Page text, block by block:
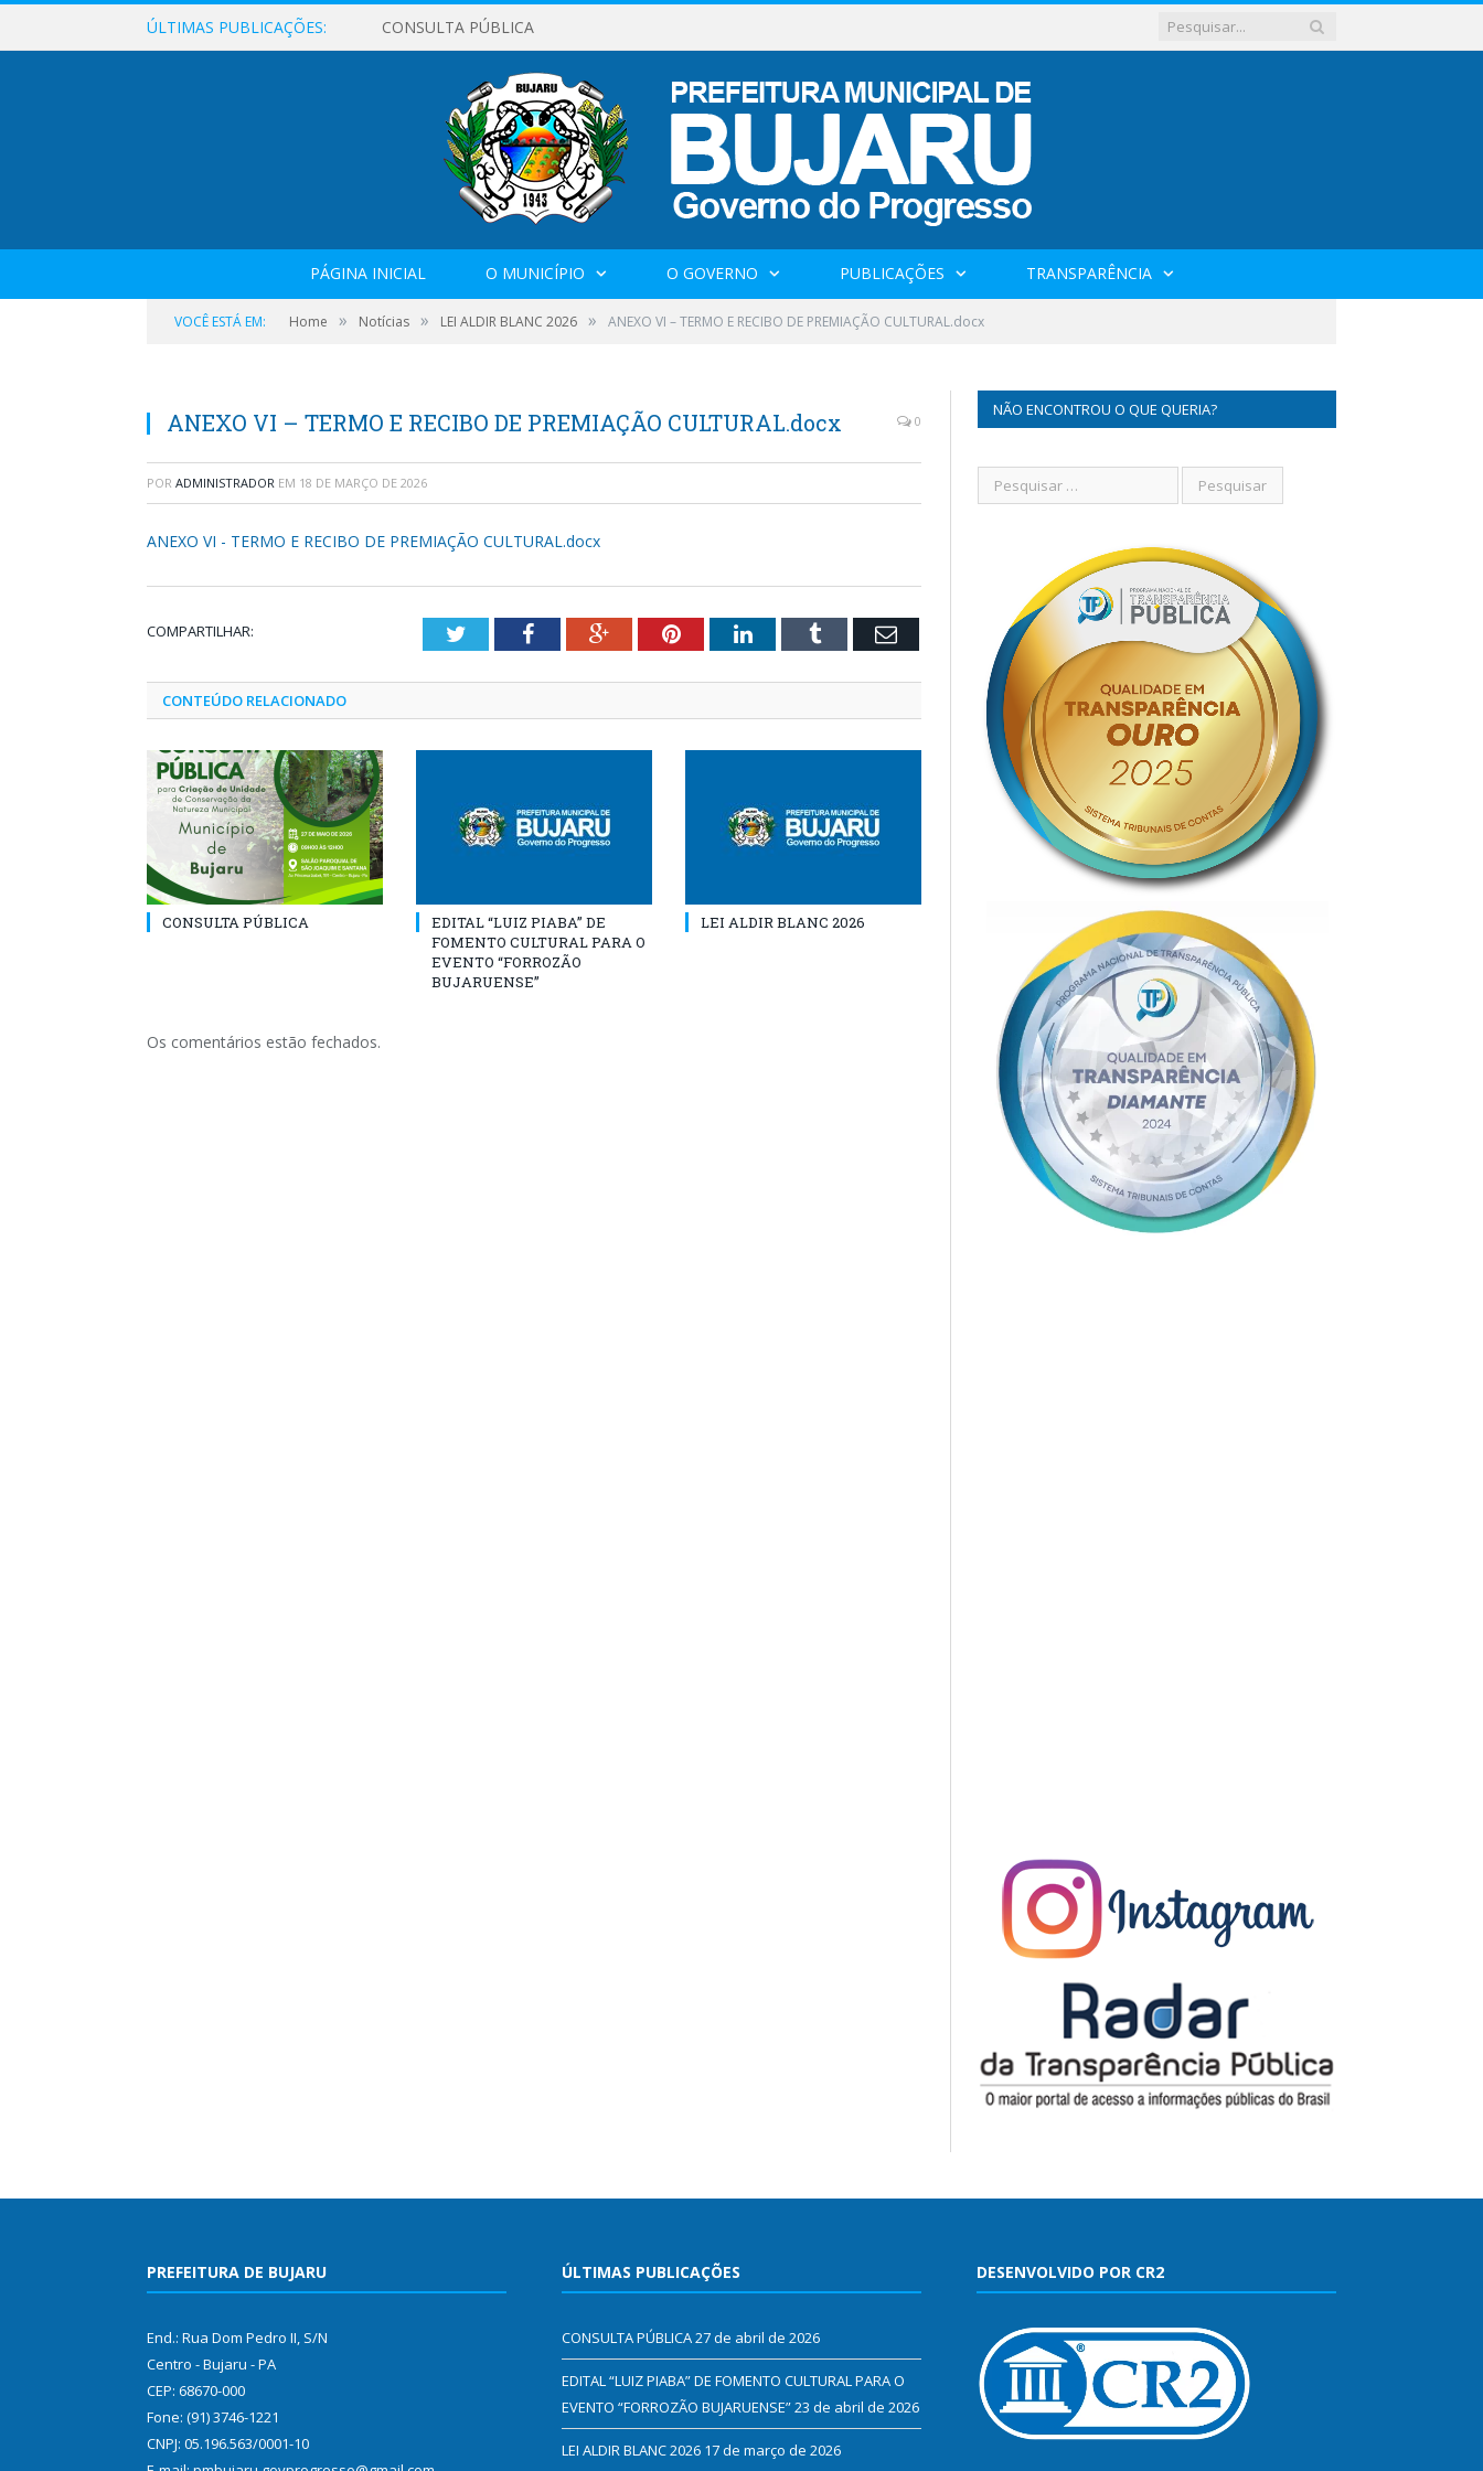
ÚLTIMAS PUBLICAÇÕES: CONSULTA PÚBLICA
PÁGINA INICIAL O MUNICÍPIO O GOVERNO PUBLICAÇÕES TRANSPARÊNCIA
VOCÊ ESTÁ EM: Home » Notícias » LEI ALDIR BLANC 2026 » ANEXO VI – TERMO E RECIBO DE PREMIAÇÃO CULTURAL.docx
ANEXO VI – TERMO E RECIBO DE PREMIAÇÃO CULTURAL.docx 0
POR ADMINISTRADOR EM 18 DE MARÇO DE 2026
ANEXO VI - TERMO E RECIBO DE PREMIAÇÃO CULTURAL.docx
COMPARTILHAR: TwitterFacebookGoogle+PinterestLinkedInTumblr Email
CONTEÚDO RELACIONADO
CONSULTA PÚBLICA
EDITAL “LUIZ PIABA” DE
FOMENTO CULTURAL PARA O
EVENTO “FORROZÃO
BUJARUENSE”
LEI ALDIR BLANC 2026
Os comentários estão fechados.
NÃO ENCONTROU O QUE QUERIA?
PREFEITURA DE BUJARU
End.: Rua Dom Pedro II, S/N
Centro - Bujaru - PA
CEP: 68670-000
Fone: (91) 3746-1221
CNPJ: 05.196.563/0001-10
ÚLTIMAS PUBLICAÇÕES
CONSULTA PÚBLICA27 de abril de 2026
EDITAL “LUIZ PIABA” DE FOMENTO CULTURAL PARA O
EVENTO “FORROZÃO BUJARUENSE”23 de abril de 2026
LEI ALDIR BLANC 2026 17 de março de 2026
DESENVOLVIDO POR CR2